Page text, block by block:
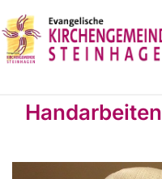
Handarbeiten